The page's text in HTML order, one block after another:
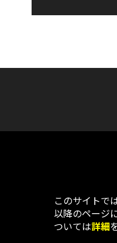
このサイトで
以降のページ
ついては詳細